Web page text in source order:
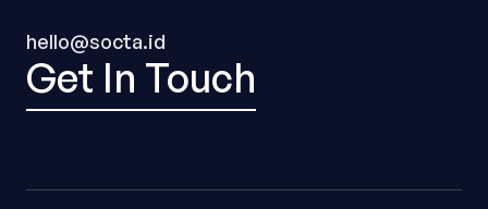
hello@socta.id
Get In Touch